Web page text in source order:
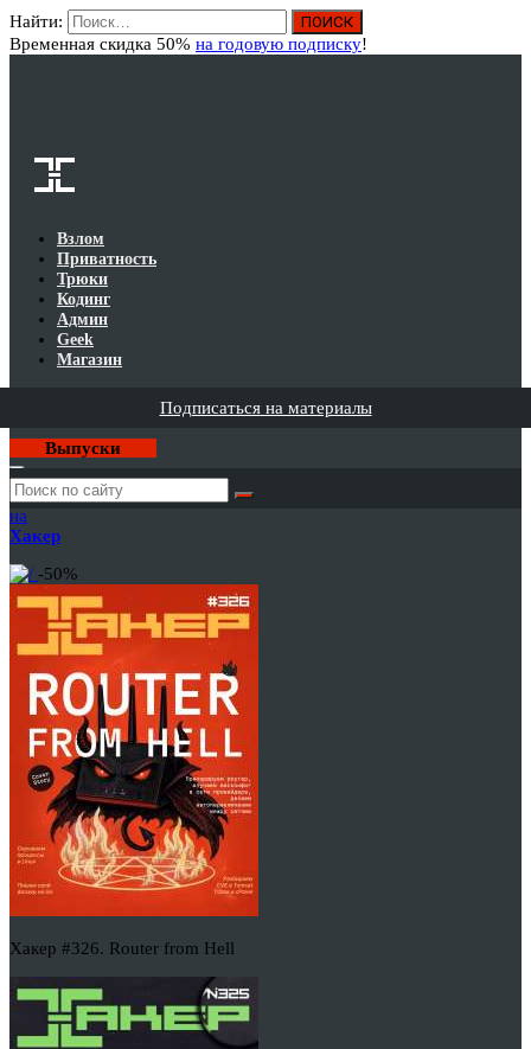
Найти:
Временная скидка 50% на годовую подписку!
Взлом
Приватность
Трюки
Кодинг
Админ
Geek
Магазин
Подписаться на материалы
Выпуски
Годовая
подписка
на
Хакер
-50%
Хакер #326. Router from Hell